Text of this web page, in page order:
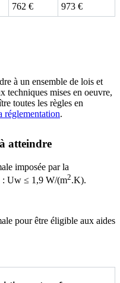
762 € 973 €
à un ensemble de lois et
techniques mises en oeuvre,
toutes les règles en
réglementation.
atteindre
imposée par la
: Uw ≤ 1,9 W/(m2.K).
pour être éligible aux aides